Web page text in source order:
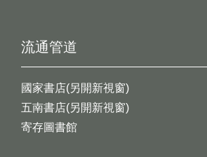
流通管道
國家書店(另開新視窗)
五南書店(另開新視窗)
寄存圖書館